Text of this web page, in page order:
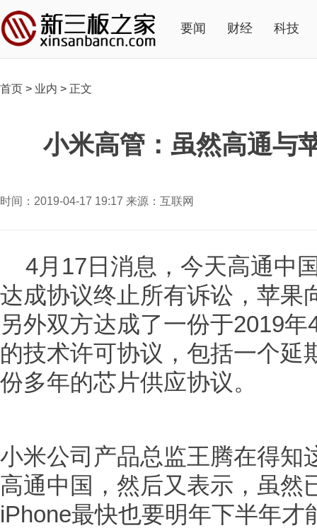
要闻 财经 科技
首页 > 业内 > 正文
小米高管：虽然高通与
时间：2019-04-17 19:17 来源：互联网
4月17日消息，今天高通中
达成协议终止所有诉讼，苹果
另外双方达成了一份于2019
的技术许可协议，包括一个延
份多年的芯片供应协议。
小米公司产品总监王腾在得知
高通中国，然后又表示，虽然
iPhone最快也要明年下半年才